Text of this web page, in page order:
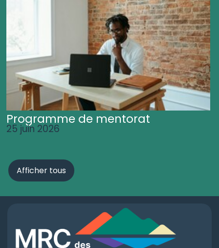
Programme de mentorat
25 juin 2026
Afficher tous